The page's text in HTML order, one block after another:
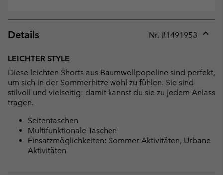
Details Nr. #1491953
LEICHTER STYLE
Diese leichten Shorts aus Baumwollpopeline sind perfekt,
um sich in der Sommerhitze wohl zu fühlen. Sie sind
stilvoll und vielseitig: damit kannst du sie zu jedem Anlass
tragen.
Seitentaschen
Multifunktionale Taschen
Einsatzmöglichkeiten: Sommer Aktivitäten, Urbane
Aktivitäten